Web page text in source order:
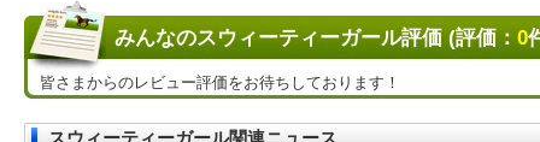
みんなのスウィーティーガール評価 (評価： 0
皆さまからのレビュー評価をお待ちしております！
スウィーティーガール関連ニュース